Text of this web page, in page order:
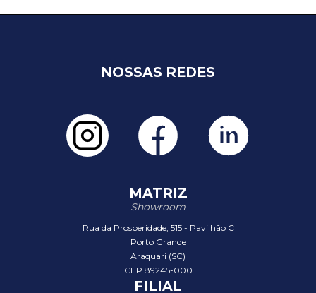
NOSSAS REDES
MATRIZ
Showroom
Rua da Prosperidade, 515 - Pavilhão C
Porto Grande
Araquari (SC)
CEP 89245-000
FILIAL